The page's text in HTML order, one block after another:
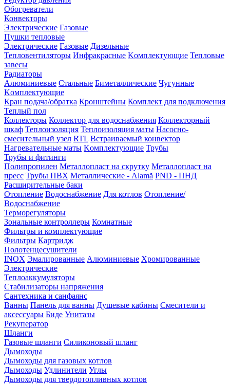
Обогреватели
Конвекторы
Электрические Газовые
Пушки тепловые
Электрические Газовые Дизельные
Тепловентиляторы Инфракрасные Kомплектующие Тепловые
завесы
Радиаторы
Алюминиевые Стальные Биметаллические Чугунные
Kомплектующие
Кран подача/обратка Кронштейны Комплект для подключения
Теплый пол
Коллекторы Коллектор для водоснабжения Коллекторный
шкаф Теплоизоляция Теплоизоляция маты Насосно-
смесительный узел RTL Встраиваемый конвектор
Нагревательные маты Kомплектующие Трубы
Трубы и фитинги
Полипропилен Металлопласт на скрутку Металлопласт на
пресс Трубы ПВХ Металлические - Alamă PND - ПНД
Расширительные баки
Отопление Водоснабжение Для котлов Отопление/
Водоснабжение
Терморегуляторы
Зональные контроллеры Комнатные
Фильтры и комплектующие
Фильтры Картридж
Полотенцесушители
INOX Эмалированные Алюминиевые Хромированные
Электрические
Теплоаккумуляторы
Стабилизаторы напряжения
Сантехника и санфаянс
Ванны Панель для ванны Душевые кабины Смесители и
аксессуары Биде Унитазы
Рекуператор
Шланги
Газовые шланги Силиконовый шланг
Дымоходы
Дымоходы для газовых котлов
Дымоходы Удлинители Углы
Дымоходы для твердотопливных котлов